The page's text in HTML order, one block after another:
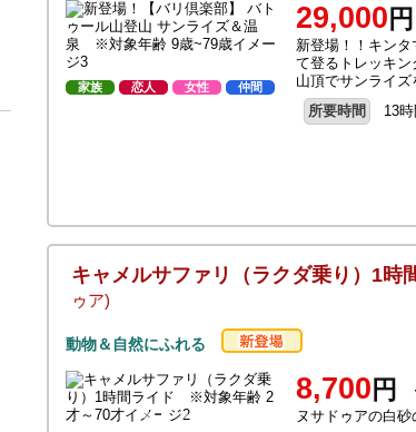
家族 恋人 女性 仲間
29,000 円
新登場！！キン
て登るトレッキン
山頂でサンライ
所要時間
13時
キャメルサファリ（ラクダ乗り）1
ゥア)
動物＆自然にふれる
8,700 円
ヌサドゥアの白